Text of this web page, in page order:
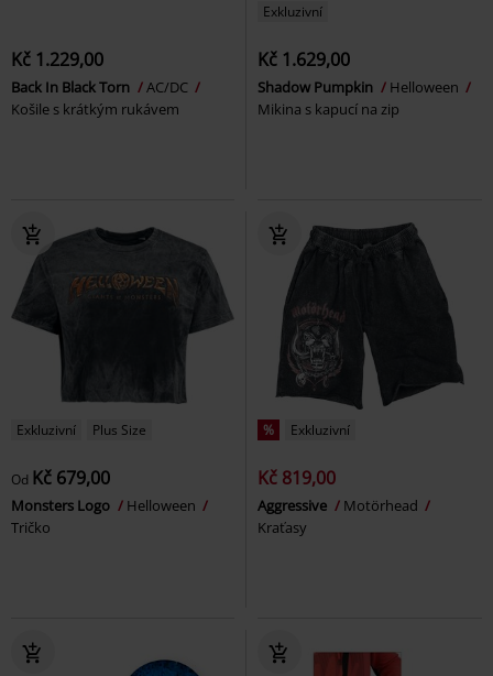
Kč 1.229,00
Back In Black Torn
AC/DC
Košile s krátkým rukávem
Exkluzivní
Kč 1.629,00
Shadow Pumpkin
Helloween
Mikina s kapucí na zip
Exkluzivní Plus Size
Od Kč 679,00
Monsters Logo
Helloween
Tričko
% Exkluzivní
Kč 819,00
Aggressive
Motörhead
Kraťasy